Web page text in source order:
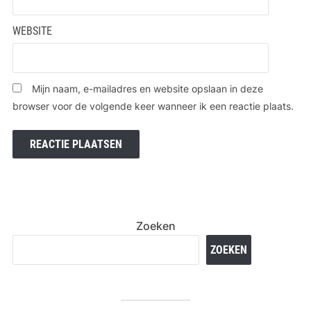
WEBSITE
Mijn naam, e-mailadres en website opslaan in deze
browser voor de volgende keer wanneer ik een reactie plaats.
Zoeken
ZOEKEN